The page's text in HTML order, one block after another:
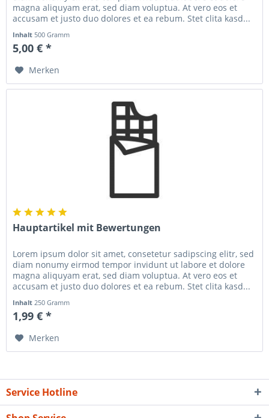
magna aliquyam erat, sed diam voluptua. At vero eos et
accusam et justo duo dolores et ea rebum. Stet clita kasd...
Inhalt 500 Gramm
5,00 € *
Merken
Hauptartikel mit Bewertungen
Lorem ipsum dolor sit amet, consetetur sadipscing elitr, sed
diam nonumy eirmod tempor invidunt ut labore et dolore
magna aliquyam erat, sed diam voluptua. At vero eos et
accusam et justo duo dolores et ea rebum. Stet clita kasd...
Inhalt250 Gramm
1,99 € *
Merken
Service Hotline